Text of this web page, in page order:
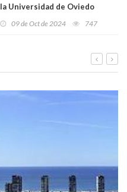
la Universidad de Oviedo
09 de Oct de 2024 747